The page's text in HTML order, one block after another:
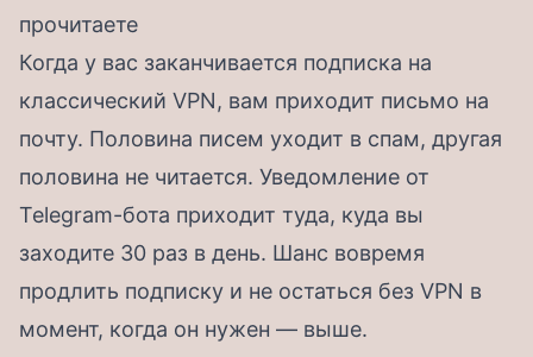
прочитаете
Когда у вас заканчивается подписка на
классический VPN, вам приходит письмо на
почту. Половина писем уходит в спам, другая
половина не читается. Уведомление от
Telegram-бота приходит туда, куда вы
заходите 30 раз в день. Шанс вовремя
продлить подписку и не остаться без VPN в
момент, когда он нужен — выше.